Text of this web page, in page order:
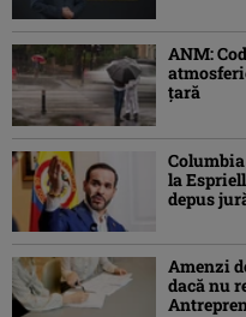
ANM:
țară
la
depus
Amenzi
dacă nu